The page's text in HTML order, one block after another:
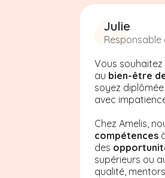
Julie
Responsable
Vous
au bien-être
soyez
avec
Chez Amelis,
compétences
des
supérieurs ou
qualité,